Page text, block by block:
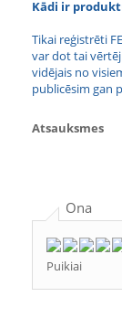
Kādi ir
Tikai reģistrēti
var dot tai
vidējais no
publicēsim gan
Atsauksmes
Ona
Puikiai